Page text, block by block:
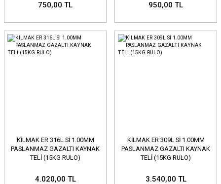
750,00 TL 950,00 TL
KİLMAK ER 316L Sİ 1.00MM
PASLANMAZ GAZALTI KAYNAK
TELİ (15KG RULO)
4.020,00 TL
KİLMAK ER 309L Sİ 1.00MM
PASLANMAZ GAZALTI KAYNAK
TELİ (15KG RULO)
3.540,00 TL